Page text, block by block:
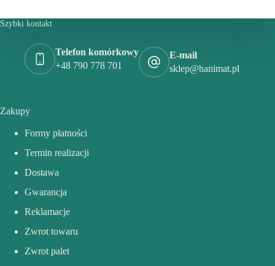
Szybki kontakt
Telefon komórkowy
+48 790 778 701
E-mail
sklep@hanimat.pl
Zakupy
Formy płatności
Termin realizacji
Dostawa
Gwarancja
Reklamacje
Zwrot towaru
Zwrot palet